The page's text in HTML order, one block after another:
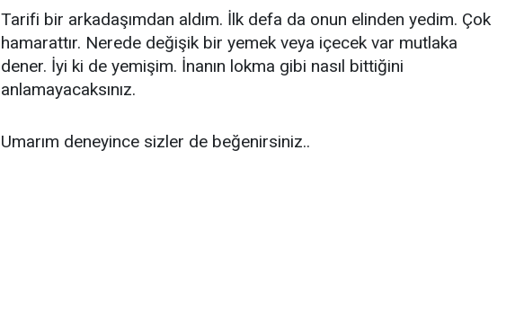
Tarifi bir arkadaşımdan aldım. İlk defa da onun elinden yedim. Çok
hamarattır. Nerede değişik bir yemek veya içecek var mutlaka
dener. İyi ki de yemişim. İnanın lokma gibi nasıl bittiğini
anlamayacaksınız.
Umarım deneyince sizler de beğenirsiniz..